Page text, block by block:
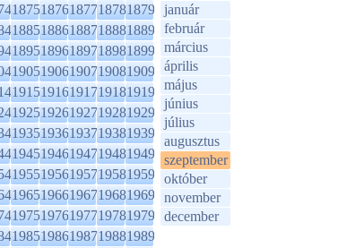
18751876187718781879
18851886188718881889
18951896189718981899
19051906190719081909
19151916191719181919
19251926192719281929
19351936193719381939
19451946194719481949
19551956195719581959
19651966196719681969
19751976197719781979
19851986198719881989
január
február
március
április
május
június
július
augusztus
szeptember
október
november
december